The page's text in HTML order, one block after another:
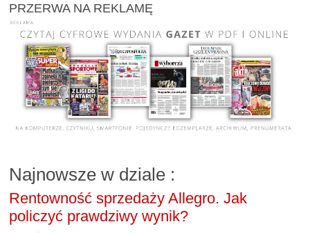
PRZERWA NA REKLAMĘ
Najnowsze w dziale :
Rentowność sprzedaży Allegro. Jak
policzyć prawdziwy wynik?